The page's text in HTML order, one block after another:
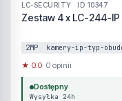
LC-SECURITY · ID 10347
Zestaw 4 x LC-244-
2MP kamery-ip-typ-
★ 0.0· 0 opinii
Dostępny
Wysyłka 24h